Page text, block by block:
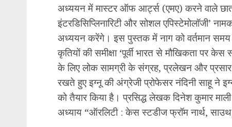
अध्ययन में मास्टर ऑफ आर्ट्स (एमए) करने वाले
इंटरडिसिप्लिनारिटी और सोशल एपिस्टेमोलॉजी’
अध्ययन करेंगे। इस पुस्तक में नाग को वर्तमान समय
कृतियों की समीक्षा ‘पूर्वी भारत से मौखिकता पर
के लिए लोक सामग्री के संग्रह, प्रलेखन और
रखते हुए इग्नू की अंग्रेजी प्रोफेसर नंदिनी साहू
को तैयार किया है। प्रसिद्ध लेखक दिनेश कुमार
अध्याय “ऑरलिटी : केस स्टडीज फ्रॉम नार्थ,